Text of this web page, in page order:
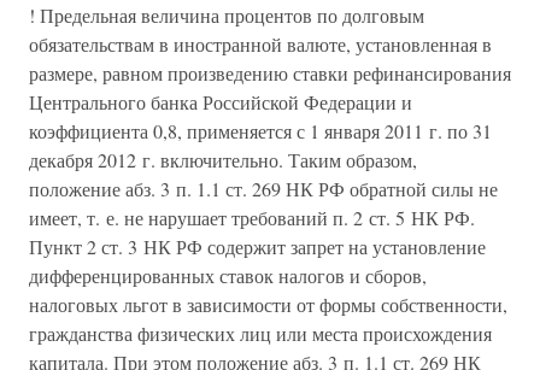
! Предельная величина процентов по долговым
обязательствам в иностранной валюте, установленная в
размере, равном произведению ставки рефинансирования
Центрального банка Российской Федерации и
коэффициента 0,8, применяется с 1 января 2011 г. по 31
декабря 2012 г. включительно. Таким образом,
положение абз. 3 п. 1.1 ст. 269 НК РФ обратной силы не
имеет, т. е. не нарушает требований п. 2 ст. 5 НК РФ.
Пункт 2 ст. 3 НК РФ содержит запрет на установление
дифференцированных ставок налогов и сборов,
налоговых льгот в зависимости от формы собственности,
гражданства физических лиц или места происхождения
капитала. При этом положение абз. 3 п. 1.1 ст. 269 НК